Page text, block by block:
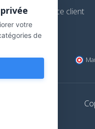
Service client
votre
de